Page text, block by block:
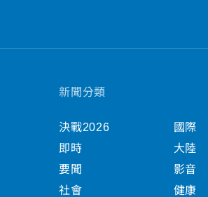
新聞分類
決戰2026
即時
要聞
社會
國際
大陸
影音
健康